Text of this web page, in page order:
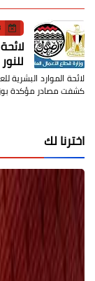
للنور
لائحة الموارد البشرية
كشفت مصادر مؤكدة
اخترنا لك